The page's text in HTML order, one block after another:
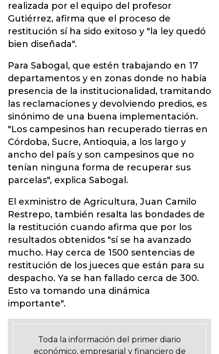
realizada por el equipo del profesor
Gutiérrez, afirma que el proceso de
restitución sí ha sido exitoso y "la ley quedó
bien diseñada".
Para Sabogal, que estén trabajando en 17
departamentos y en zonas donde no había
presencia de la institucionalidad, tramitando
las reclamaciones y devolviendo predios, es
sinónimo de una buena implementación.
"Los campesinos han recuperado tierras en
Córdoba, Sucre, Antioquia, a los largo y
ancho del país y son campesinos que no
tenían ninguna forma de recuperar sus
parcelas", explica Sabogal.
El exministro de Agricultura, Juan Camilo
Restrepo, también resalta las bondades de
la restitución cuando afirma que por los
resultados obtenidos "sí se ha avanzado
mucho. Hay cerca de 1500 sentencias de
restitución de los jueces que están para su
despacho. Ya se han fallado cerca de 300.
Esto va tomando una dinámica
importante".
Toda la información del primer diario
económico, empresarial y financiero de